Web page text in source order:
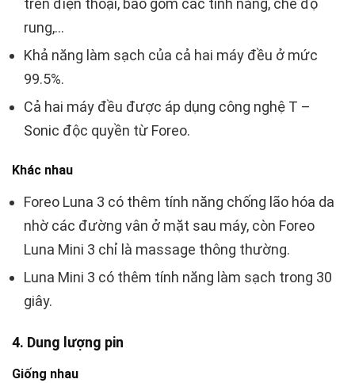
trên điện thoại, bao gồm các tính năng, chế độ
rung,…
Khả năng làm sạch của cả hai máy đều ở mức
99.5%.
Cả hai máy đều được áp dụng công nghệ T –
Sonic độc quyền từ Foreo.
Khác nhau
Foreo Luna 3 có thêm tính năng chống lão hóa da
nhờ các đường vân ở mặt sau máy, còn Foreo
Luna Mini 3 chỉ là massage thông thường.
Luna Mini 3 có thêm tính năng làm sạch trong 30
giây.
4. Dung lượng pin
Giống nhau